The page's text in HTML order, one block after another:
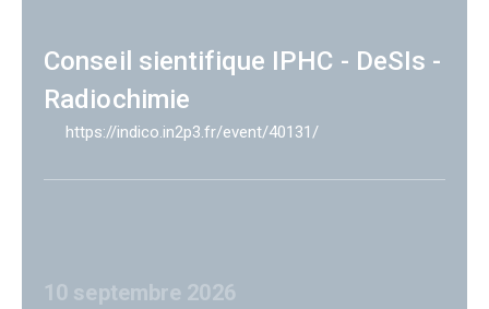
Conseil sientifique IPHC - DeSIs -
Radiochimie
https://indico.in2p3.fr/event/40131/
10 septembre 2026